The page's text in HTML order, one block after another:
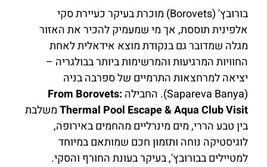
בורובץ' (Borovets) מוכרת בעיקר כעיירת סקי
אלפינית תוססת, אך מי שמעמיק להכיר את האזור
מגלה שמדובר גם בנקודת מוצא אידאלית לאחת
החוויות המרגיעות והמרשימות ביותר בבולגריה –
יציאה למרחצאות התרמיים של ספרבה בניה
(Sapareva Banya). החבילה
From Borovets:
Thermal Pool Escape & Aqua Club Visitמשלבת
בין טבע הררי, מים מינרליים מהחמים באירופה,
לוגיסטיקה נוחה ותזמון חכם שמותאם במיוחד
למטיילים בבורובץ', בעיקר בעונת החורף והסקי.